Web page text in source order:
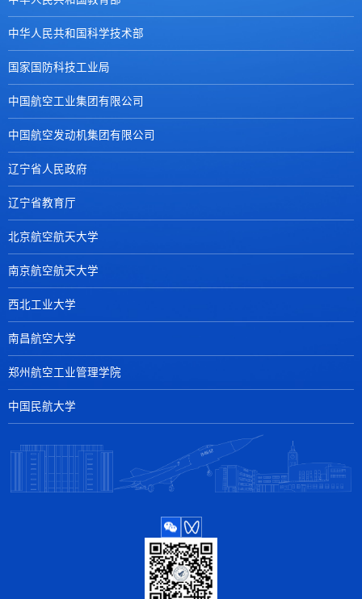
中华人民共和国科学技术部
国家国防科技工业局
中国航空工业集团有限公司
中国航空发动机集团有限公司
辽宁省人民政府
辽宁省教育厅
北京航空航天大学
南京航空航天大学
西北工业大学
南昌航空大学
郑州航空工业管理学院
中国民航大学